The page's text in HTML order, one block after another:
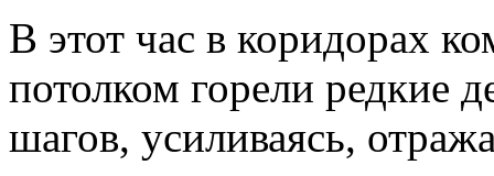
В этот час в коридорах
потолком горели редкие
шагов, усиливаясь,